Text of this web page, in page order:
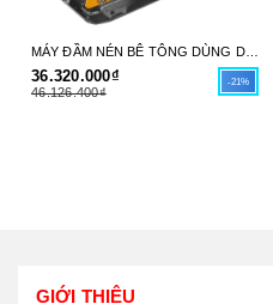
MÁY ĐẦM NÉN BÊ TÔNG DÙNG DẦU DIESEL 6HP (66X38CM) INGCO GCP125-4 - HÀNG CHÍNH HÃNG
36.320.000₫
46.126.400₫
-21%
GIỚI THIỆU